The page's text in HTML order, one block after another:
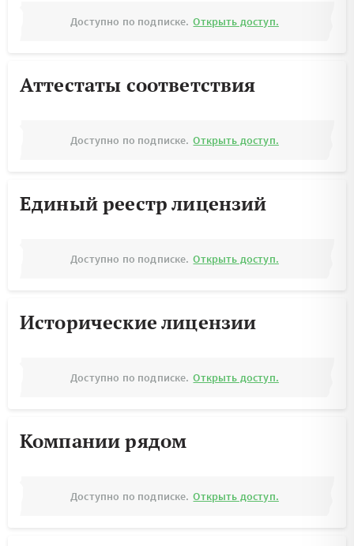
Доступно по подписке. Открыть доступ.
Аттестаты соответствия
Доступно по подписке. Открыть доступ.
Единый реестр лицензий
Доступно по подписке. Открыть доступ.
Исторические лицензии
Доступно по подписке. Открыть доступ.
Компании рядом
Доступно по подписке. Открыть доступ.